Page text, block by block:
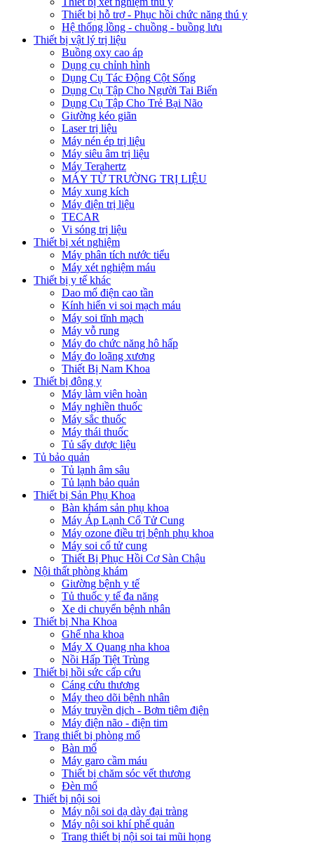
Thiết bị hỗ trợ - Phục hồi chức năng thú y
Hệ thống lồng - chuồng - buồng lưu
Thiết bị vật lý trị liệu
Buồng oxy cao áp
Dụng cụ chỉnh hình
Dụng Cụ Tác Động Cột Sống
Dụng Cụ Tập Cho Người Tai Biến
Dụng Cụ Tập Cho Trẻ Bại Não
Giường kéo giãn
Laser trị liệu
Máy nén ép trị liệu
Máy siêu âm trị liệu
Máy Terahertz
MÁY TỪ TRƯỜNG TRỊ LIỆU
Máy xung kích
Máy điện trị liệu
TECAR
Vi sóng trị liệu
Thiết bị xét nghiệm
Máy phân tích nước tiểu
Máy xét nghiệm máu
Thiết bị y tế khác
Dao mổ điện cao tần
Kính hiển vi soi mạch máu
Máy soi tĩnh mạch
Máy vỗ rung
Máy đo chức năng hô hấp
Máy đo loãng xương
Thiết Bị Nam Khoa
Thiết bị đông y
Máy làm viên hoàn
Máy nghiền thuốc
Máy sắc thuốc
Máy thái thuốc
Tủ sấy dược liệu
Tủ bảo quản
Tủ lạnh âm sâu
Tủ lạnh bảo quản
Thiết bị Sản Phụ Khoa
Bàn khám sản phụ khoa
Máy Áp Lạnh Cổ Tử Cung
Máy ozone điều trị bệnh phụ khoa
Máy soi cổ tử cung
Thiết Bị Phục Hồi Cơ Sàn Chậu
Nội thất phòng khám
Giường bệnh y tế
Tủ thuốc y tế đa năng
Xe di chuyển bệnh nhân
Thiết bị Nha Khoa
Ghế nha khoa
Máy X Quang nha khoa
Nồi Hấp Tiệt Trùng
Thiết bị hồi sức cấp cứu
Cáng cứu thương
Máy theo dõi bệnh nhân
Máy truyền dịch - Bơm tiêm điện
Máy điện não - điện tim
Trang thiết bị phòng mổ
Bàn mổ
Máy garo cầm máu
Thiết bị chăm sóc vết thương
Đèn mổ
Thiết bị nội soi
Máy nội soi dạ dày đại tràng
Máy nội soi khí phế quản
Trang thiết bị nội soi tai mũi họng